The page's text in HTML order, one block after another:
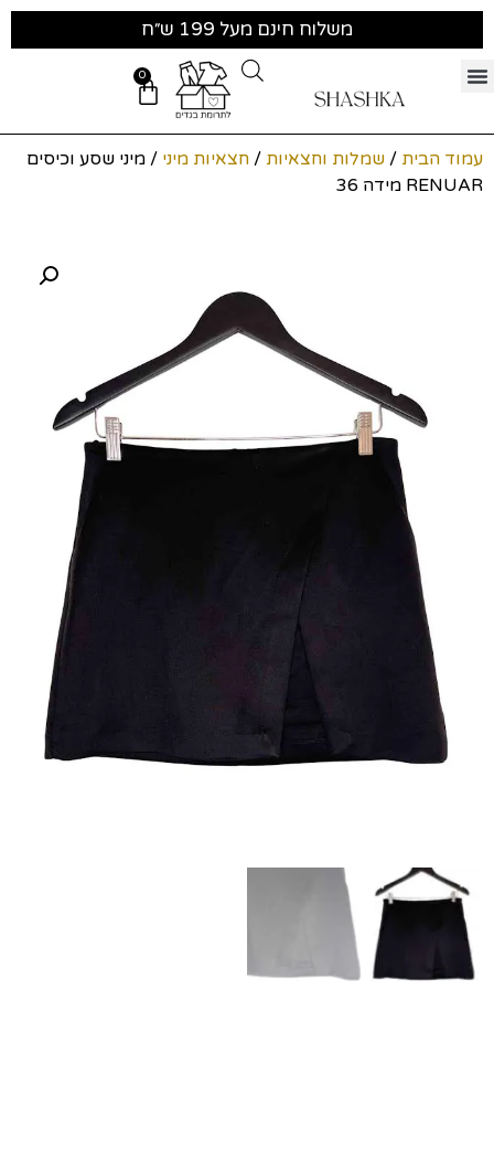
משלוח חינם מעל 199 ש״ח
0
עמוד הבית / שמלות וחצאיות / חצאיות מיני / מיני שסע וכיסים
RENUAR מידה 36